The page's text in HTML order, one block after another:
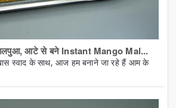
आटे से बने Instant Mango Mal...
स्वाद के साथ, आज हम बनाने जा रहे हैं आम के